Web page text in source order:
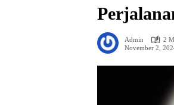
Admin
2
November 2,